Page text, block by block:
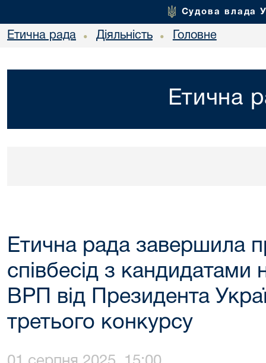
Судова влада
Етична рада • Діяльність • Головне
Етична
Етична рада завершила
співбесід з кандидатами
ВРП від Президента
третього конкурсу